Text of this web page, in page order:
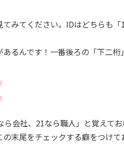
みてください。IDはどちらも
るんです！一番後ろの「下二桁
会社、21なら職人」と覚えて
末尾をチェックする癖をつけて